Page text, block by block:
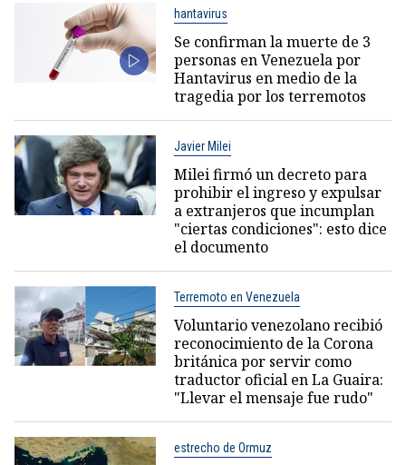
hantavirus
Se confirman la muerte de 3
personas en Venezuela por
Hantavirus en medio de la
tragedia por los terremotos
Javier Milei
Milei firmó un decreto para
prohibir el ingreso y expulsar
a extranjeros que incumplan
"ciertas condiciones": esto dice
el documento
Terremoto en Venezuela
Voluntario venezolano recibió
reconocimiento de la Corona
británica por servir como
traductor oficial en La Guaira:
"Llevar el mensaje fue rudo"
estrecho de Ormuz